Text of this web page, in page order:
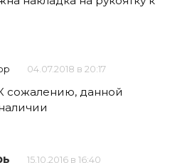
04.07.2018 в 20:17
сожалению, данной
15.10.2016 в 16:40